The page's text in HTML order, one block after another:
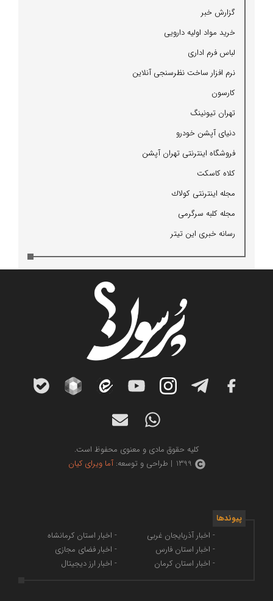
گزارش خبر
خرید مواد اولیه دارویی
لباس فرم اداری
نرم افزار ساخت نظرسنجی آنلاین
كارسون
تهران تیونینگ
دنیای آپشن خودرو
فروشگاه اینترنتی تهران آپشن
كلاه كاسكت
مجله اینترنتی كولاك
مجله كلبه سرگرمی
رسانه خبری این تیتر
کلیه حقوق مادی و معنوی محفوظ است.
1399 | طراحی و توسعه:
آما ویرای کیان
پیوندها
- اخبار آذربایجان غربی
- اخبار استان فارس
- اخبار استان کرمان
- اخبار استان کرمانشاه
- اخبار فضای مجازی
- اخبار ارز دیجیتال